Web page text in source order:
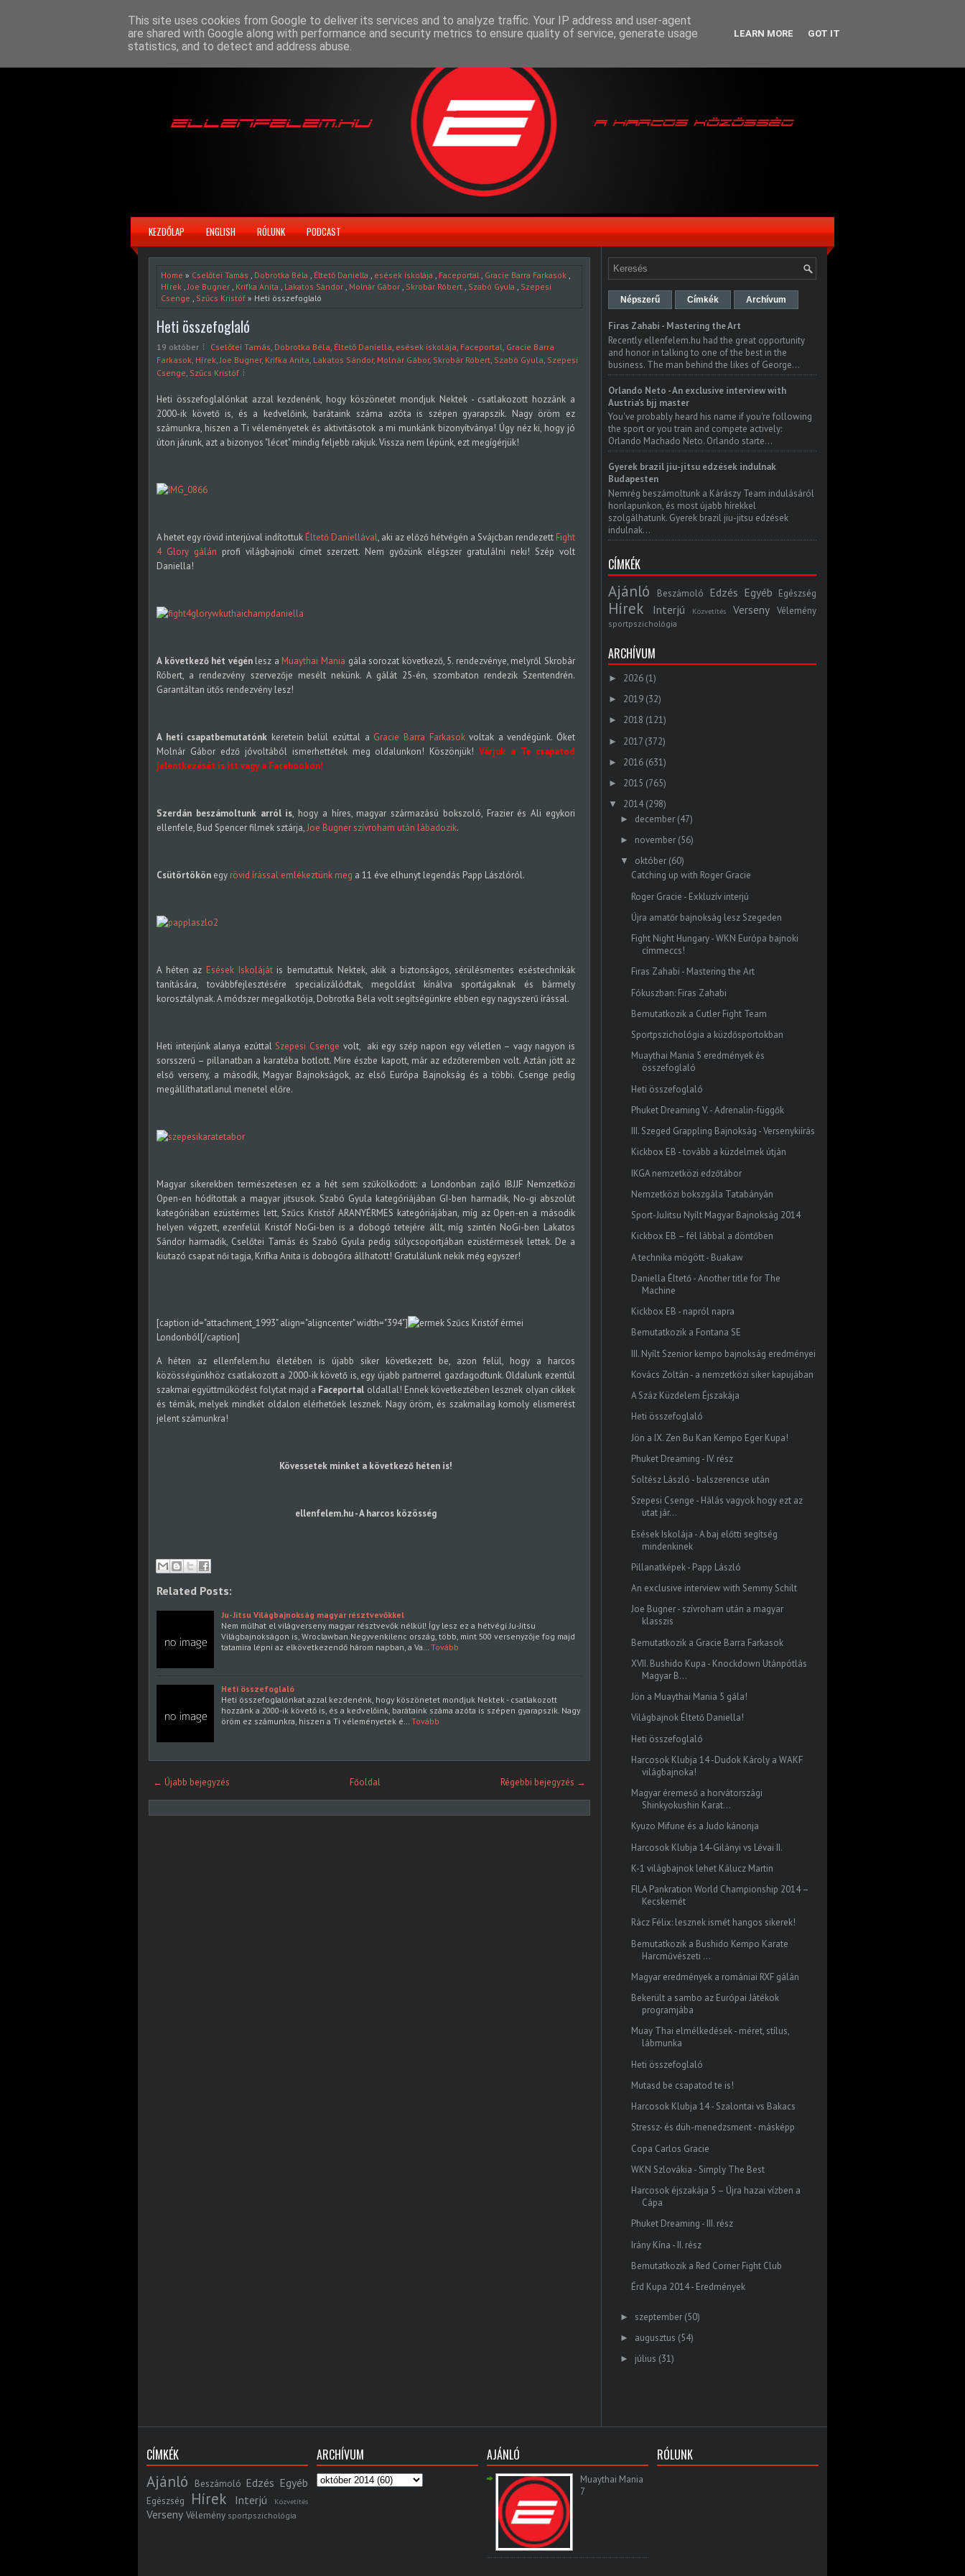
KEZDŐLAP ENGLISH RÓLUNK PODCAST
Home » Cselőtei Tamás , Dobrotka Béla , Éltető Daniella , esések iskolája , Faceportal, Gracie Barra Farkasok ,
Hírek ,Joe Bugner , Krifka Anita , Lakatos Sándor , Molnár Gábor , Skrobár Róbert , Szabó Gyula , Szepesi
Csenge , Szűcs Kristóf » Heti összefoglaló
Heti összefoglaló
19 október Cselőtei Tamás, Dobrotka Béla, Éltető Daniella, esések iskolája, Faceportal, Gracie Barra
Farkasok, Hírek,Joe Bugner, Krifka Anita, Lakatos Sándor, Molnár Gábor, Skrobár Róbert, Szabó Gyula, Szepesi
Csenge, Szűcs Kristóf
Heti összefoglalónkat azzal kezdenénk, hogy köszönetet mondjuk Nektek - csatlakozott hozzánk a
2000-ik követő is, és a kedvelőink, barátaink száma azóta is szépen gyarapszik. Nagy öröm ez
számunkra, hiszen a Ti véleményetek és aktivitásotok a mi munkánk bizonyítványa! Úgy néz ki, hogy jó
úton járunk, azt a bizonyos "lécet" mindig feljebb rakjuk. Vissza nem lépünk, ezt megígérjük!
A hetet egy rövid interjúval indítottuk Éltető Daniellával, aki az előző hétvégén a Svájcban rendezett Fight
4 Glory gálán profi világbajnoki címet szerzett. Nem győzünk elégszer gratulálni neki! Szép volt
Daniella!
A következő hét végénlesz a Muaythai Mania gála sorozat következő, 5. rendezvénye, melyről Skrobár
Róbert, a rendezvény szervezője mesélt nekünk. A gálát 25-én, szombaton rendezik Szentendrén.
Garantáltan ütős rendezvény lesz!
A heti csapatbemutatónk keretein belül ezúttal a Gracie Barra Farkasokvoltak a vendégünk. Őket
Molnár Gábor edző jóvoltából ismerhettétek meg oldalunkon! Köszönjük!Várjuk a Te csapatod
jelentkezését is itt vagy a Facebookon!
Szerdán beszámoltunk arról is, hogy a híres, magyar származású bokszoló, Frazier és Ali egykori
ellenfele, Bud Spencer filmek sztárja,Joe Bugner szívroham után lábadozik.
Csütörtökön egy rövid írással emlékeztünk meg a 11 éve elhunyt legendás Papp Lászlóról.
A héten az Esések Iskolájátis bemutattuk Nektek, akik a biztonságos, sérülésmentes eséstechnikák
tanítására, továbbfejlesztésére specializálódtak, megoldást kínálva sportágaknak és bármely
korosztálynak. A módszer megalkotója, Dobrotka Béla volt segítségünkre ebben egy nagyszerű írással.
Heti interjúnk alanya ezúttalSzepesi Csenge volt, aki egy szép napon egy véletlen – vagy nagyon is
sorsszerű – pillanatban a karatéba botlott. Mire észbe kapott, már az edzőteremben volt. Aztán jött az
első verseny, a második, Magyar Bajnokságok, az első Európa Bajnokság és a többi. Csenge pedig
megállíthatatlanul menetel előre.
Magyar sikerekben természetesen ez a hét sem szűkölködött: a Londonban zajló IBJJF Nemzetközi
Open-en hódítottak a magyar jitsusok. Szabó Gyula kategóriájában GI-ben harmadik, No-gi abszolút
kategóriában ezüstérmes lett, Szűcs Kristóf ARANYÉRMES kategóriájában, míg az Open-en a második
helyen végzett, ezenfelül Kristóf NoGi-ben is a dobogó tetejére állt, míg szintén NoGi-ben Lakatos
Sándor harmadik, Cselőtei Tamás és Szabó Gyula pedig súlycsoportjában ezüstérmesek lettek. De a
kiutazó csapat női tagja, Krifka Anita is dobogóra állhatott! Gratulálunk nekik még egyszer!
[caption id="attachment_1993" align="aligncenter" width="394"]
Szűcs Kristóf érmei
Londonból[/caption]
A héten az ellenfelem.hu életében is újabb siker következett be, azon felül, hogy a harcos
közösségünkhöz csatlakozott a 2000-ik követő is, egy újabb partnerrel gazdagodtunk. Oldalunk ezentúl
szakmai együttműködést folytat majd a Faceportal oldallal! Ennek következtében lesznek olyan cikkek
és témák, melyek mindkét oldalon elérhetőek lesznek. Nagy öröm, és szakmailag komoly elismerést
jelent számunkra!
Kövessetek minket a következő héten is!
ellenfelem.hu - A harcos közösség
Related Posts:
Ju-Jitsu Világbajnokság magyar résztvevőkkel
Nem múlhat el világverseny magyar résztvevők nélkül! Így lesz ez a hétvégi Ju-Jitsu
Világbajnokságon is, Wroclawban.Negyvenkilenc ország, több, mint 500 versenyzője fog majd
tatamira lépni az elkövetkezendő három napban, a Va…
Tovább
Heti összefoglaló
Heti összefoglalónkat azzal kezdenénk, hogy köszönetet mondjuk Nektek - csatlakozott
hozzánk a 2000-ik követő is, és a kedvelőink, barátaink száma azóta is szépen gyarapszik. Nagy
öröm ez számunkra, hiszen a Ti véleményetek é…
Tovább
← Újabb bejegyzés Régebbi bejegyzés →
Főoldal
Népszerű Címkék Archívum
Firas Zahabi - Mastering the Art
Recently ellenfelem.hu had the great opportunity
and honor in talking to one of the best in the
business. The man behind the likes of George...
Orlando Neto - An exclusive interview with
Austria's bjj master
You've probably heard his name if you're following
the sport or you train and compete actively:
Orlando Machado Neto. Orlando starte...
Gyerek brazil jiu-jitsu edzések indulnak
Budapesten
Nemrég beszámoltunk a Kárászy Team indulásáról
honlapunkon, és most újabb hírekkel
szolgálhatunk. Gyerek brazil jiu-jitsu edzések
indulnak...
CÍMKÉK
Ajánló Beszámoló Edzés Egyéb Egészség
Hírek Interjú Közvetítés Verseny Vélemény
sportpszichológia
ARCHÍVUM
► 2026 (1)
► 2019 (32)
► 2018 (121)
► 2017 (372)
► 2016 (631)
► 2015 (765)
▼ 2014 (298)
► december (47)
► november (56)
▼ október (60)
Catching up with Roger Gracie
Roger Gracie - Exkluzív interjú
Újra amatőr bajnokság lesz Szegeden
Fight Night Hungary - WKN Európa bajnoki
címmeccs!
Firas Zahabi - Mastering the Art
Fókuszban: Firas Zahabi
Bemutatkozik a Cutler Fight Team
Sportpszichológia a küzdősportokban
Muaythai Mania 5 eredmények és
összefoglaló
Heti összefoglaló
Phuket Dreaming V. - Adrenalin-függők
III. Szeged Grappling Bajnokság - Versenykiírás
Kickbox EB - tovább a küzdelmek útján
IKGA nemzetközi edzőtábor
Nemzetközi bokszgála Tatabányán
Sport-JuJitsu Nyílt Magyar Bajnokság 2014
Kickbox EB – fél lábbal a döntőben
A technika mögött - Buakaw
Daniella Éltető - Another title for The
Machine
Kickbox EB - napról napra
Bemutatkozik a Fontana SE
III. Nyílt Szenior kempo bajnokság eredményei
Kovács Zoltán - a nemzetközi siker kapujában
A Száz Küzdelem Éjszakája
Heti összefoglaló
Jön a IX. Zen Bu Kan Kempo Eger Kupa!
Phuket Dreaming - IV. rész
Soltész László - balszerencse után
Szepesi Csenge - Hálás vagyok hogy ezt az
utat jár...
Esések Iskolája - A baj előtti segítség
mindenkinek
Pillanatképek - Papp László
An exclusive interview with Semmy Schilt
Joe Bugner - szívroham után a magyar
klasszis
Bemutatkozik a Gracie Barra Farkasok
XVII. Bushido Kupa - Knockdown Utánpótlás
Magyar B...
Jön a Muaythai Mania 5 gála!
Világbajnok Éltető Daniella!
Heti összefoglaló
Harcosok Klubja 14 -Dudok Károly a WAKF
világbajnoka!
Magyar éremeső a horvátországi
Shinkyokushin Karat...
Kyuzo Mifune és a Judo kánonja
Harcosok Klubja 14-Gilányi vs Lévai II.
K-1 világbajnok lehet Kálucz Martin
FILA Pankration World Championship 2014 –
Kecskemét
Rácz Félix: lesznek ismét hangos sikerek!
Bemutatkozik a Bushido Kempo Karate
Harcművészeti ...
Magyar eredmények a romániai RXF gálán
Bekerült a sambo az Európai Játékok
programjába
Muay Thai elmélkedések - méret, stílus,
lábmunka
Heti összefoglaló
Mutasd be csapatod te is!
Harcosok Klubja 14 - Szalontai vs Bakacs
Stressz- és düh-menedzsment - másképp
Copa Carlos Gracie
WKN Szlovákia - Simply The Best
Harcosok éjszakája 5 – Újra hazai vízben a
Cápa
Phuket Dreaming - III. rész
Irány Kína - II. rész
Bemutatkozik a Red Corner Fight Club
Érd Kupa 2014 - Eredmények
► szeptember (50)
► augusztus (54)
► július (31)
CÍMKÉK
Ajánló Beszámoló Edzés Egyéb
Egészség Hírek Interjú Közvetítés
Verseny Vélemény sportpszichológia
ARCHÍVUM AJÁNLÓ
Muaythai Mania
7
RÓLUNK
This site uses cookies from Google to deliver its services and to analyze traffic. Your IP address and user-agent
are shared with Google along with performance and security metrics to ensure quality of service, generate usage
statistics, and to detect and address abuse.
LEARN MORE GOT IT